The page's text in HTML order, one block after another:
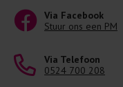
Via Facebook
Stuur ons een PM
Via Telefoon
0524 700 208